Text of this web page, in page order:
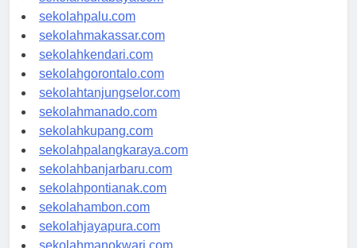
sekolahsurabaya.com
sekolahpalu.com
sekolahmakassar.com
sekolahkendari.com
sekolahgorontalo.com
sekolahtanjungselor.com
sekolahmanado.com
sekolahkupang.com
sekolahpalangkaraya.com
sekolahbanjarbaru.com
sekolahpontianak.com
sekolahambon.com
sekolahjayapura.com